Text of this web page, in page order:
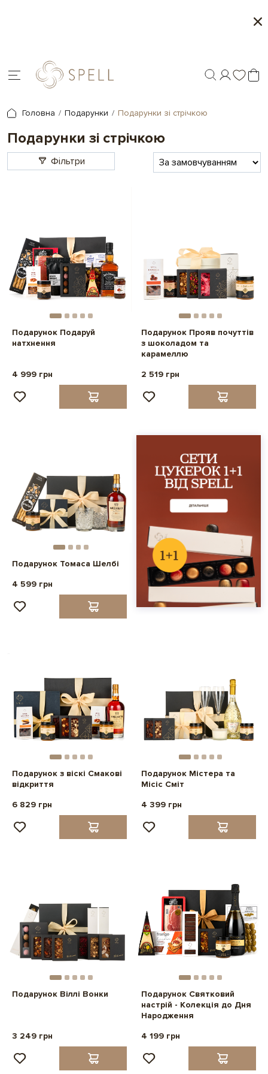
Головна Подарунки Подарунки зі стрічкою
Подарунки зі стрічкою
Фільтри
Подарунок Подаруй
натхнення
4 999 грн
Подарунок Прояв почуттів
з шоколадом та
карамеллю
2 519 грн
Подарунок Томаса Шелбі
4 599 грн
Подарунок з віскі Смакові
відкриття
6 829 грн
Подарунок Містера та
Місіс Сміт
4 399 грн
Подарунок Віллі Вонки
3 249 грн
Подарунок Святковий
настрій - Колекція до Дня
Народження
4 199 грн